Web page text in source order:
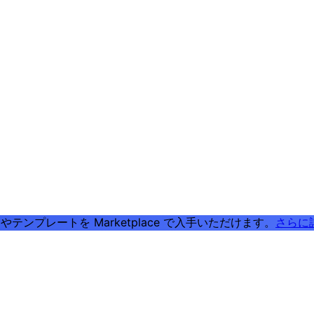
テンプレートを Marketplace で入手いただけます。 さらに